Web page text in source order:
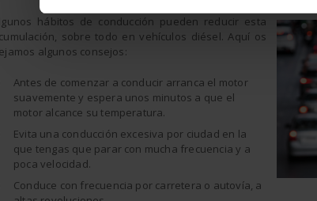
hábitos de conducción pueden reducir esta
sobre todo en vehículos diésel. Aquí os
algunos consejos:
Antes de comenzar a conducir arranca el motor
suavemente y espera unos minutos a que el
motor alcance su temperatura.
Evita una conducción excesiva por ciudad en la
que tengas que parar con mucha frecuencia y a
poca velocidad.
Conduce con frecuencia por carretera o autovía, a